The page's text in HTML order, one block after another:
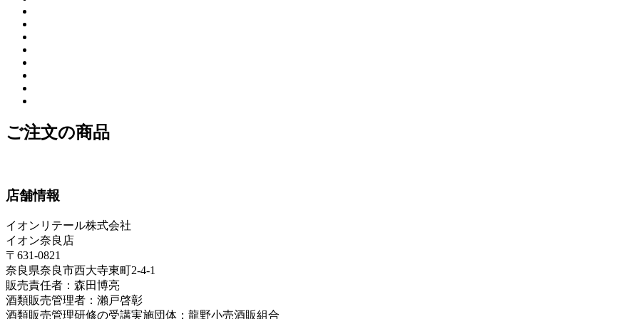
ご注文の商品
店舗情報
イオンリテール株式会社
イオン奈良店
〒631-0821
奈良県奈良市西大寺東町2-4-1
販売責任者：森田博亮
酒類販売管理者：瀨戸啓彰
酒類販売管理研修の受講実施団体：龍野小売酒販組合